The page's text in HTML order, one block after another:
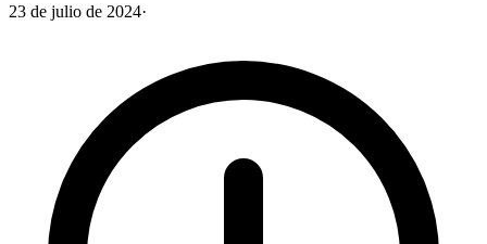
23 de julio de 2024·